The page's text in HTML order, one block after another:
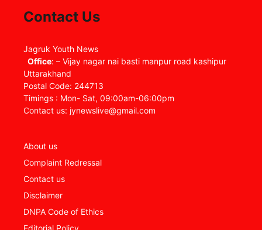
Contact Us
Jagruk Youth News
Office: – Vijay nagar nai basti manpur road kashipur
Uttarakhand
Postal Code: 244713
Timings : Mon- Sat, 09:00am-06:00pm
Contact us: jynewslive@gmail.com
About us
Complaint Redressal
Contact us
Disclaimer
DNPA Code of Ethics
Editorial Policy